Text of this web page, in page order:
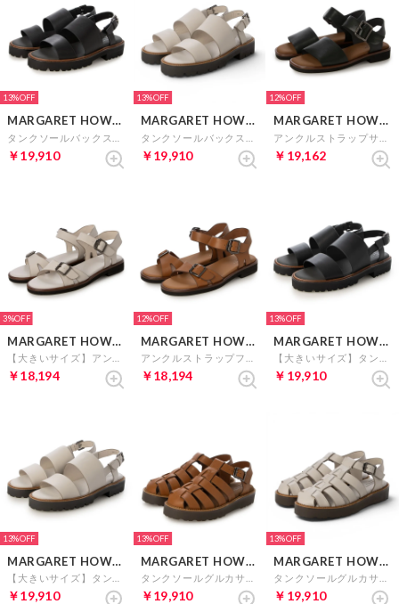
13%
MARGARET HOWELL idea
￥19,910
13%
MARGARET HOWELL idea
￥19,910
12%
MARGARET HOWELL idea
￥19,162
3%
MARGARET HOWELL idea
￥18,194
12%
MARGARET HOWELL idea
￥18,194
13%
MARGARET HOWELL idea
￥19,910
13%
MARGARET HOWELL idea
￥19,910
13%
MARGARET HOWELL idea
￥19,910
13%
MARGARET HOWELL idea
￥19,910